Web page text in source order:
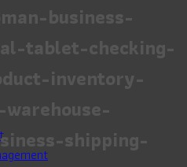
business-
tablet-checking-
inventory-
shipping-